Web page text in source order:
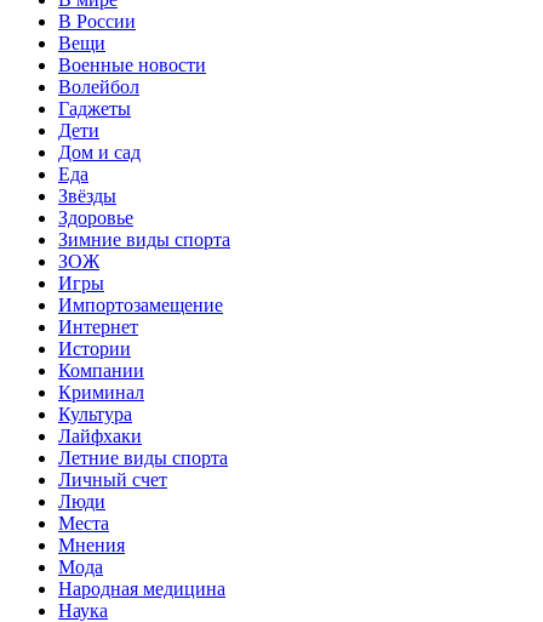
В России
Вещи
Военные новости
Волейбол
Гаджеты
Дети
Дом и сад
Еда
Звёзды
Здоровье
Зимние виды спорта
ЗОЖ
Игры
Импортозамещение
Интернет
Истории
Компании
Криминал
Культура
Лайфхаки
Летние виды спорта
Личный счет
Люди
Места
Мнения
Мода
Народная медицина
Наука